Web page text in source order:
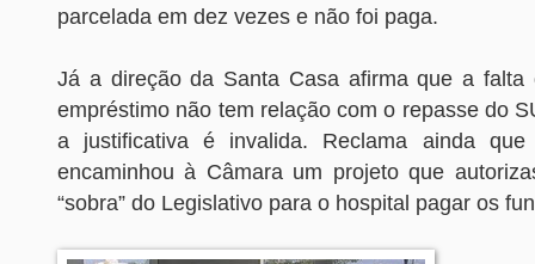
parcelada em dez vezes e não foi paga.
Já a direção da Santa Casa afirma que a falta
empréstimo não tem relação com o repasse do
a justificativa é invalida. Reclama ainda
encaminhou à Câmara um projeto que
“sobra” do Legislativo para o hospital pagar os